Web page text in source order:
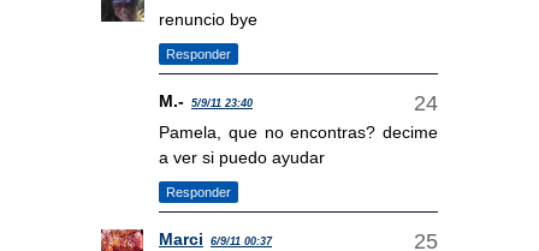
renuncio bye
Responder
M.- 5/9/11 23:40
Pamela, que no encontras? decime
a ver si puedo ayudar
Responder
Marci 6/9/11 00:37